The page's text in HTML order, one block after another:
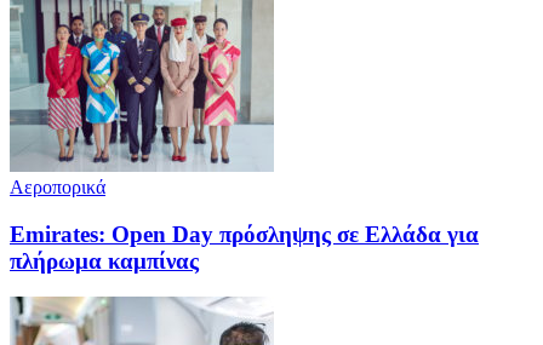
Αεροπορικά
Emirates: Open Day πρόσληψης σε Ελλάδα για
πλήρωμα καμπίνας